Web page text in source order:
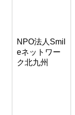
NPO法人Smil
eネットワー
ク北九州